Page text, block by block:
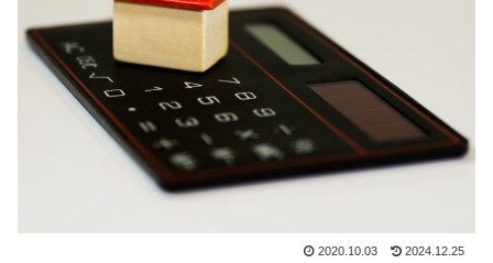
2020.10.03 2024.12.25